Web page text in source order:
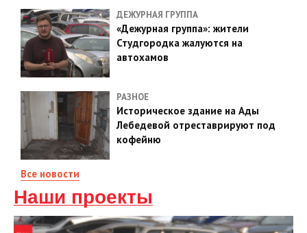
ДЕЖУРНАЯ ГРУППА
«Дежурная группа»: жители
Студгородка жалуются на
автохамов
РАЗНОЕ
Историческое здание на Ады
Лебедевой отреставрируют под
кофейню
Все новости
Наши проекты